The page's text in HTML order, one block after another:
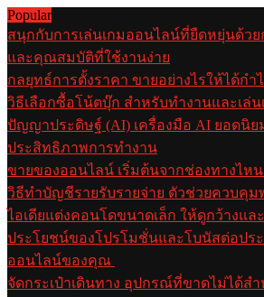
Popular
สนุกกับการเล่นเกมออนไลน์ที่ยืดหยุ่นด้วย
และคุณสมบัติที่ใช้งานง่าย
กลยุทธ์การตั้งราคา ขายอย่างไรให้ได้กำ
วิธีเลือกซื้อโน้ตบุ๊ก สำหรับทำงานและเล่
ปัญญาประดิษฐ์ (AI) เครื่องมือ AI ยอดนิย
ประสิทธิภาพการทำงาน
ขายของออนไลน์ เริ่มต้นจากช่องทางไห
วิธีทำบัญชีรายรับรายจ่าย ตัวช่วยควบคุม
ไอเดียแต่งคอนโดขนาดเล็ก ให้ดูกว้างแล
ประโยชน์ของโปรโมชั่นและโบนัสต่อปร
ออนไลน์ของคุณ
จัดกระเป๋าเดินทาง อุปกรณ์ที่ขาดไม่ได้ส